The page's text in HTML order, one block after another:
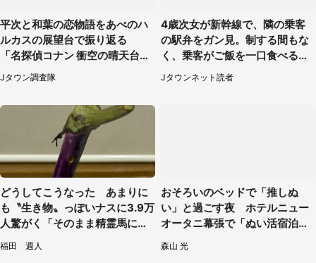
平次と和葉の恋物語をあべのハ
ルカスの展望台で振り返る
「名探偵コナン 衝空の晴天台
（ハルカス）」コラボメニュー
も恋の味【7／24～11／29】
Jタウン調査隊
4歳次女が新幹線で、隣の乗客
の駅弁をガン見。制する間もな
く、乗客がご飯を一口食べると
（茨城県・50代女性）
Jタウンネット読者
どうしてこうなった あまりに
も〝生き物〟っぽいナスに3.9万
人驚がく「そのまま精霊馬に使
えそう」
福田 週人
おそろいのベッドで「推しぬ
い」と過ごす夜 ホテルニュー
オータニ幕張で「ぬい活宿泊プ
ラン」開始【8／8～3／31】
森山 光